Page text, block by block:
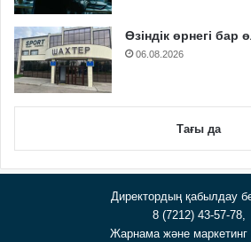
Өзіндік өрнегі бар
06.08.2026
Тағы да
Директордың қабылдау
8 (7212) 43-57-78,
Жарнама және маркетинг